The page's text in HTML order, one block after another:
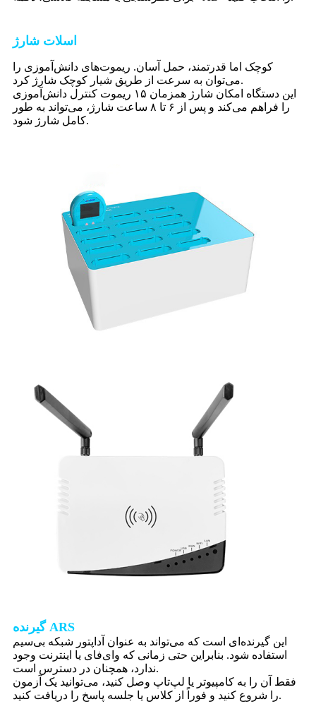
اسلات شارژ
کوچک اما قدرتمند، حمل آسان. ریموت‌های دانش‌آموزی را
می‌توان به سرعت از طریق شیار کوچک شارژ کرد.
این دستگاه امکان شارژ همزمان ۱۵ ریموت کنترل دانش‌آموزی
را فراهم می‌کند و پس از ۶ تا ۸ ساعت شارژ، می‌تواند به طور
کامل شارژ شود.
گیرنده ARS
این گیرنده‌ای است که می‌تواند به عنوان آداپتور شبکه بی‌سیم
استفاده شود. بنابراین حتی زمانی که وای‌فای یا اینترنت وجود
ندارد، همچنان در دسترس است.
فقط آن را به کامپیوتر یا لپ‌تاپ وصل کنید، می‌توانید یک آزمون
را شروع کنید و فوراً از کلاس یا جلسه پاسخ را دریافت کنید.